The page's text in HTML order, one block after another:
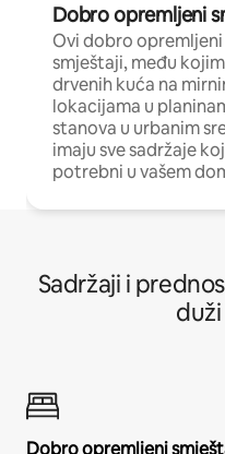
Dobro opremljeni
Ovi dobro opremljeni
smještaji, među
drvenih kuća na
lokacijama u
stanova u urbanim
imaju sve sadržaje
potrebni u vašem
Sadržaji i
Dobro opremljeni